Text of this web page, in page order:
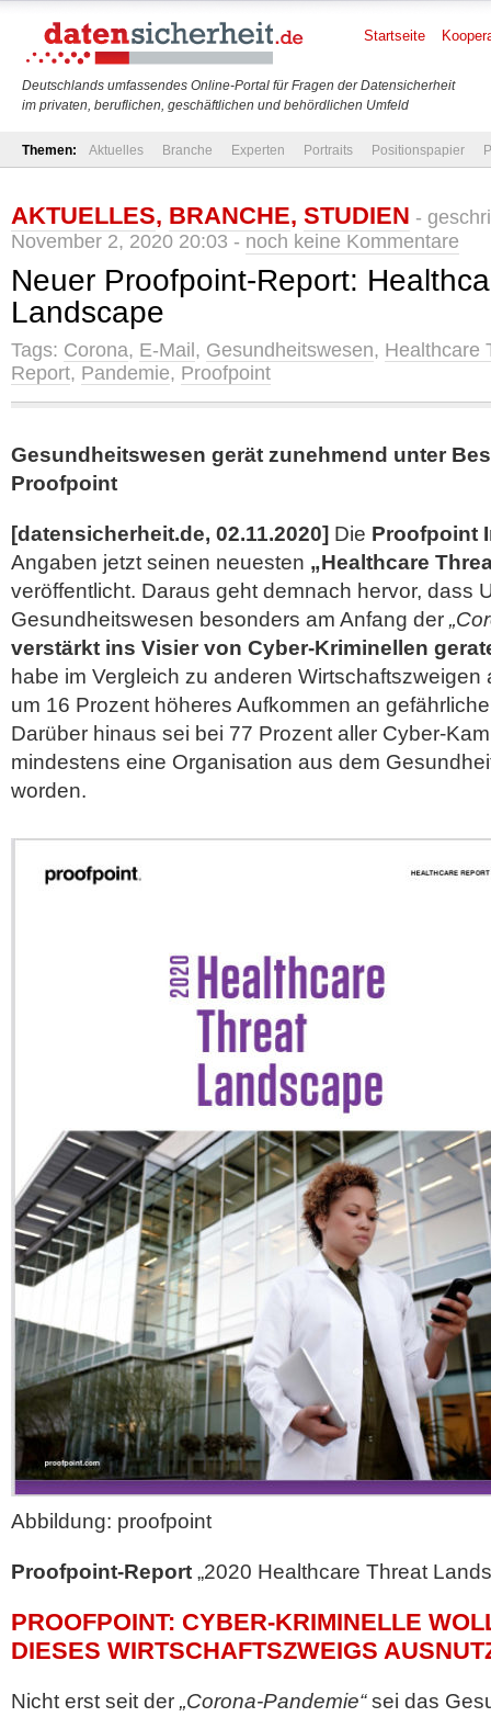
Deutschlands umfassendes Online-Portal für Fragen der Datensicherheit
im privaten, beruflichen, geschäftlichen und behördlichen Umfeld
Startseite
Themen: Aktuelles Branche Experten Portraits Positionspapier
AKTUELLES, BRANCHE, STUDIEN -
November 2, 2020 20:03 - noch keine Kommentare
Neuer Proofpoint-Report:
Landscape
Tags: Corona, E-Mail , Gesundheitswesen, Healthcare
Report, Pandemie, Proofpoint
Gesundheitswesen gerät zunehmend unter
Proofpoint
[datensicherheit.de, 02.11.2020] Die Proofpoint
Angaben jetzt seinen neuesten „Healthcare
veröffentlicht. Daraus geht demnach hervor, dass
Gesundheitswesen besonders am Anfang der
verstärkt ins Visier von Cyber-Kriminellen
habe im Vergleich zu anderen Wirtschaftszweigen
um 16 Prozent höheres Aufkommen an
Darüber hinaus sei bei 77 Prozent aller Cyber-
mindestens eine Organisation aus dem
worden.
Abbildung: proofpoint
Proofpoint-Report „2020 Healthcare Threat
PROOFPOINT: CYBER-KRIMINELLE
DIESES WIRTSCHAFTSZWEIGS
Nicht erst seit der „Corona-Pandemie“sei das